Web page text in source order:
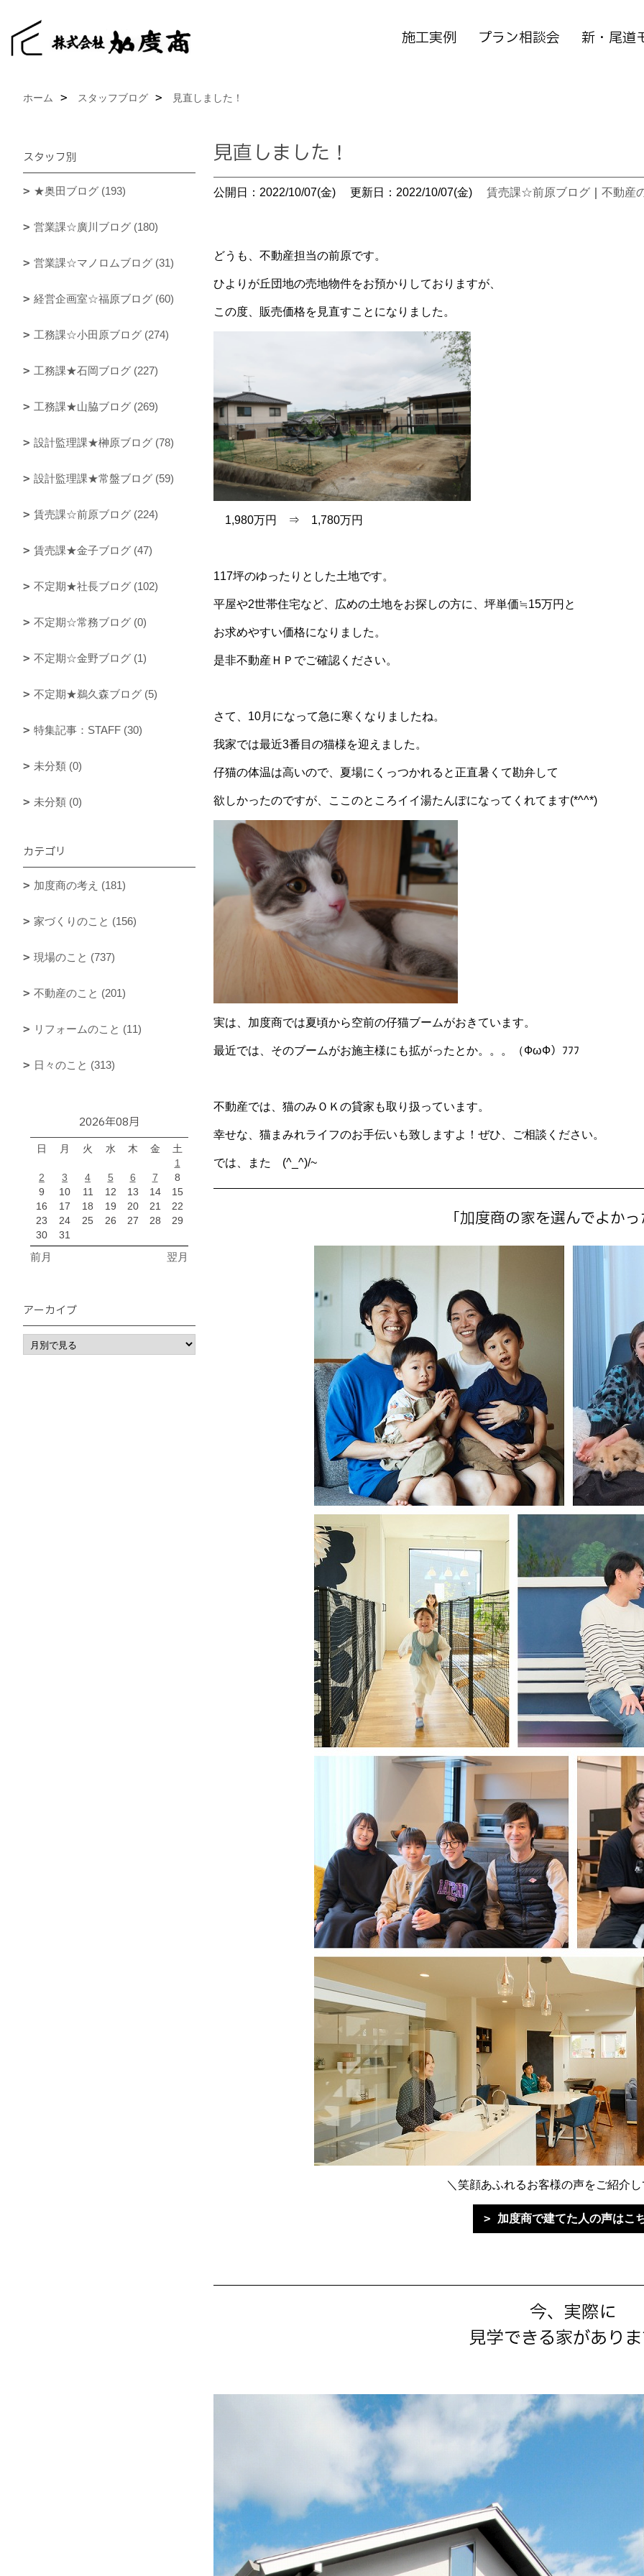
施工実例 プラン相談会 新・尾道
ホーム スタッフブログ 見直しました！
見直しました！
公開日：2022/10/07(金) 更新日：2022/10/07(金) 賃売課☆前原ブログ 不動産
どうも、不動産担当の前原です。
ひよりが丘団地の売地物件をお預かりしておりますが、
この度、販売価格を見直すことになりました。
1,980万円 ⇒ 1,780万円
117坪のゆったりとした土地です。
平屋や2世帯住宅など、広めの土地をお探しの方に、坪単価≒15万円と
お求めやすい価格になりました。
是非不動産ＨＰでご確認ください。
さて、10月になって急に寒くなりましたね。
我家では最近3番目の猫様を迎えました。
仔猫の体温は高いので、夏場にくっつかれると正直暑くて勘弁して
欲しかったのですが、ここのところイイ湯たんぽになってくれてます(*^^*)
実は、加度商では夏頃から空前の仔猫ブームがおきています。
最近では、そのブームがお施主様にも拡がったとか。。。（ФωФ）ﾌﾌﾌ
不動産では、猫のみＯＫの貸家も取り扱っています。
幸せな、猫まみれライフのお手伝いも致しますよ！ぜひ、ご相談ください。
では、また (^_^)/~
「加度商の家を選んでよか
＼笑顔あふれるお客様の声をご紹介
加度商で建てた人の声はこ
今、実際に
見学できる家があり
スタッフ別
★奥田ブログ (193)
営業課☆廣川ブログ (180)
営業課☆マノロムブログ (31)
経営企画室☆福原ブログ (60)
工務課☆小田原ブログ (274)
工務課★石岡ブログ (227)
工務課★山脇ブログ (269)
設計監理課★榊原ブログ (78)
設計監理課★常盤ブログ (59)
賃売課☆前原ブログ (224)
賃売課★金子ブログ (47)
不定期★社長ブログ (102)
不定期☆常務ブログ (0)
不定期☆金野ブログ (1)
不定期★鵜久森ブログ (5)
特集記事：STAFF (30)
未分類 (0)
未分類 (0)
カテゴリ
加度商の考え (181)
家づくりのこと (156)
現場のこと (737)
不動産のこと (201)
リフォームのこと (11)
日々のこと (313)
2026年08月
日 月 火 水 木 金
土
1
2
3 4 5 6 7
8
9
10 11 12 13 14
15
16
17 18 19 20 21
22
23
24 25 26 27 28
29
30
31
前月 翌月
アーカイブ